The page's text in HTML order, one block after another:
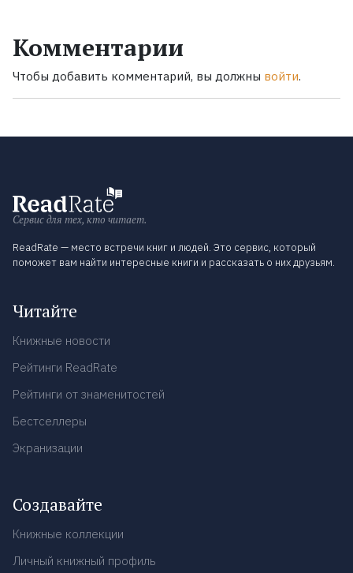
Комментарии
Чтобы добавить комментарий, вы должны войти.
Сервис для тех, кто читает.
ReadRate — место встречи книг и людей. Это сервис, который
поможет вам найти интересные книги и рассказать о них друзьям.
Читайте
Книжные новости
Рейтинги ReadRate
Рейтинги от знаменитостей
Бестселлеры
Экранизации
Создавайте
Книжные коллекции
Личный книжный профиль